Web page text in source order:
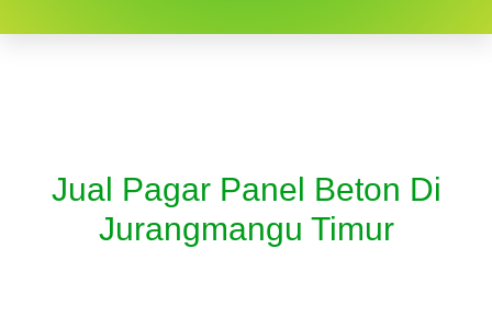
Jual Pagar Panel Beton Di
Jurangmangu Timur